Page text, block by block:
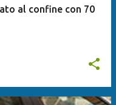
al confine con 70